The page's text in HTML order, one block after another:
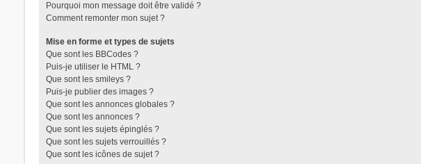
Pourquoi mon message doit être validé ?
Comment remonter mon sujet ?
Mise en forme et types de sujets
Que sont les BBCodes ?
Puis-je utiliser le HTML ?
Que sont les smileys ?
Puis-je publier des images ?
Que sont les annonces globales ?
Que sont les annonces ?
Que sont les sujets épinglés ?
Que sont les sujets verrouillés ?
Que sont les icônes de sujet ?